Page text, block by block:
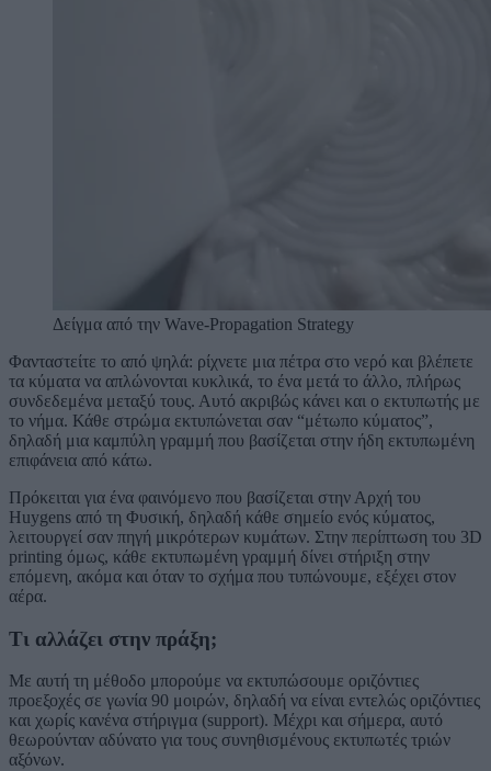
Δείγμα από την Wave-Propagation Strategy
Φανταστείτε το από ψηλά: ρίχνετε μια πέτρα στο νερό και βλέπετε
τα κύματα να απλώνονται κυκλικά, το ένα μετά το άλλο, πλήρως
συνδεδεμένα μεταξύ τους. Αυτό ακριβώς κάνει και ο εκτυπωτής με
το νήμα. Κάθε στρώμα εκτυπώνεται σαν “μέτωπο κύματος”,
δηλαδή μια καμπύλη γραμμή που βασίζεται στην ήδη εκτυπωμένη
επιφάνεια από κάτω.
Πρόκειται για ένα φαινόμενο που βασίζεται στην Αρχή του
Huygens από τη Φυσική, δηλαδή κάθε σημείο ενός κύματος,
λειτουργεί σαν πηγή μικρότερων κυμάτων. Στην περίπτωση του 3D
printing όμως, κάθε εκτυπωμένη γραμμή δίνει στήριξη στην
επόμενη, ακόμα και όταν το σχήμα που τυπώνουμε, εξέχει στον
αέρα.
Τι αλλάζει στην πράξη;
Με αυτή τη μέθοδο μπορούμε να εκτυπώσουμε οριζόντιες
προεξοχές σε γωνία 90 μοιρών, δηλαδή να είναι εντελώς οριζόντιες
και χωρίς κανένα στήριγμα (support). Μέχρι και σήμερα, αυτό
θεωρούνταν αδύνατο για τους συνηθισμένους εκτυπωτές τριών
αξόνων.